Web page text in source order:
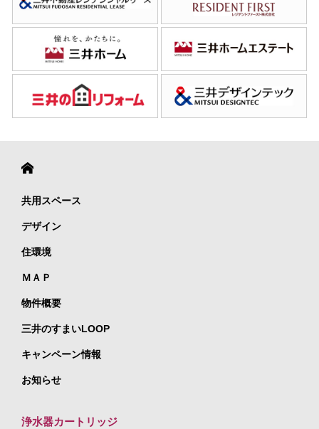
共用スペース
デザイン
住環境
ＭＡＰ
物件概要
三井のすまいLOOP
キャンペーン情報
お知らせ
浄水器カートリッジ